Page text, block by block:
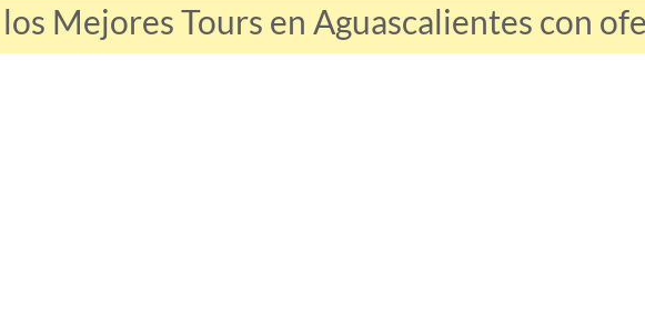
Mejores Tours en Aguascalientes con